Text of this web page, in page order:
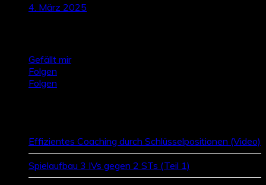
4. März 2025
Gefällt mir
Folgen
Folgen
Effizientes Coaching durch Schlüsselpositionen (Video)
Spielaufbau 3 IVs gegen 2 STs (Teil 1)